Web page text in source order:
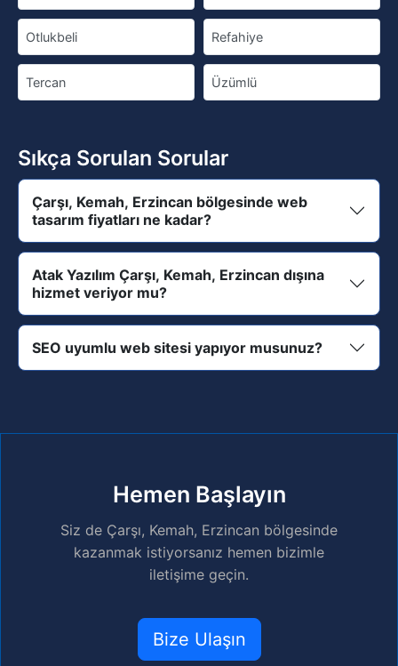
Otlukbeli Refahiye
Tercan Üzümlü
Sıkça Sorulan Sorular
Çarşı, Kemah, Erzincan bölgesinde web
tasarım fiyatları ne kadar?
Atak Yazılım Çarşı, Kemah, Erzincan dışına
hizmet veriyor mu?
SEO uyumlu web sitesi yapıyor musunuz?
Hemen Başlayın
Siz de Çarşı, Kemah, Erzincan bölgesinde
kazanmak istiyorsanız hemen bizimle
iletişime geçin.
Bize Ulaşın